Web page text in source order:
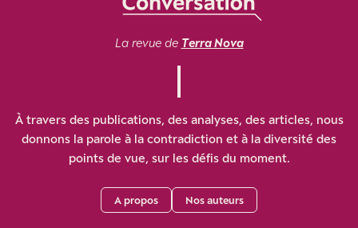
La revue de Terra Nova
À travers des publications, des analyses, des articles, nous
donnons la parole à la contradiction et à la diversité des
points de vue, sur les défis du moment.
A propos Nos auteurs